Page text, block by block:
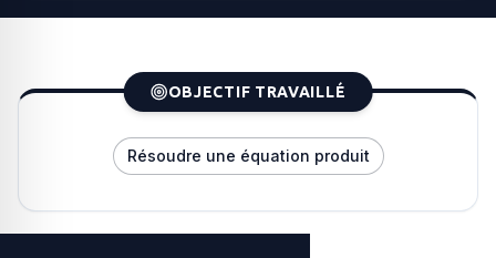
OBJECTIF TRAVAILLÉ
Résoudre une équation produit